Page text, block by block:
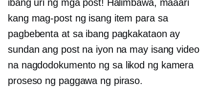
ibang uri ng mga post! Halimbawa, maaari
kang mag-post ng isang item para sa
pagbebenta at sa ibang pagkakataon ay
sundan ang post na iyon na may isang video
na nagdodokumento ng sa likod ng kamera
proseso ng paggawa ng piraso.